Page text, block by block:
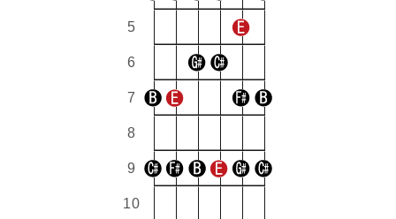
5
6
7
8
9
10